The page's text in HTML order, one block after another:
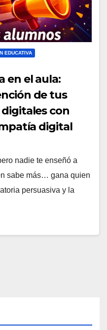
EDUCATIVA
en el aula:
de tus
con
digital
nadie te enseñó a
sabe más… gana quien
persuasiva y la